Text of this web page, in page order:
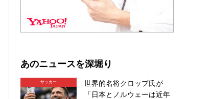
あのニュースを深堀り
サッカー
世界的名将クロップ氏が
「日本とノルウェーは近年